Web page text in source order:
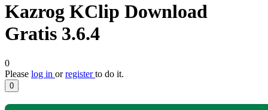
Kazrog KClip Download
Gratis 3.6.4
0
Please log in orregisterto do it.
0